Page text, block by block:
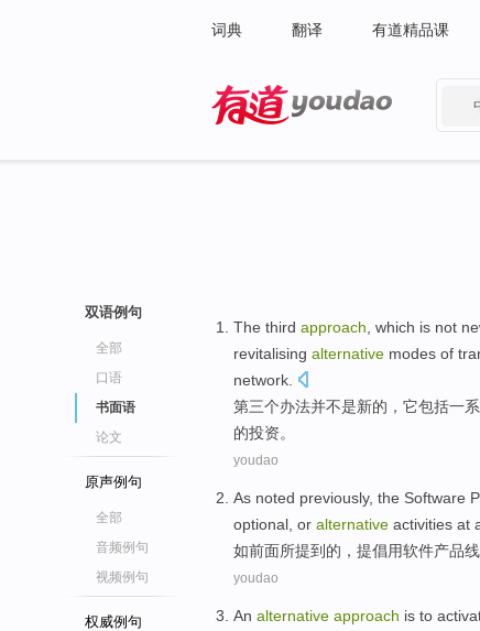
词典 翻译 有道精品课
双语例句
全部
口语
书面语
论文
原声例句
全部
音频例句
视频例句
权威例句
The third approach which is not
revitalising alternative modes of
network.
第三个办法并不是新的 ， 它包括一
的投资。
youdao
As noted previously, the Software
optional or alternative activities at
如前面所提到的， 提倡用软件产品线
youdao
An alternative approach is to